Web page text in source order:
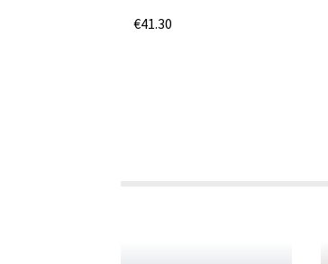
€41.30